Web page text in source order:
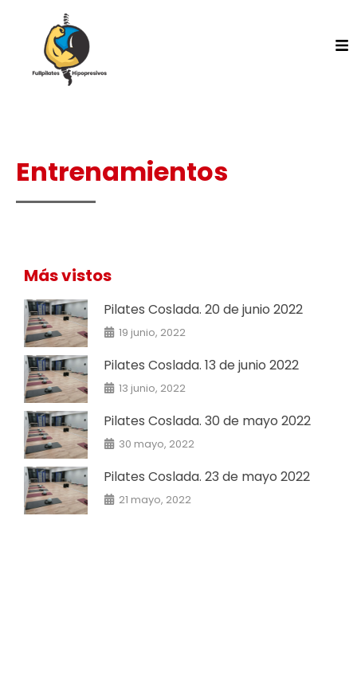
Entrenamientos
Más vistos
Pilates Coslada. 20 de junio 2022
19 junio, 2022
Pilates Coslada. 13 de junio 2022
13 junio, 2022
Pilates Coslada. 30 de mayo 2022
30 mayo, 2022
Pilates Coslada. 23 de mayo 2022
21 mayo, 2022